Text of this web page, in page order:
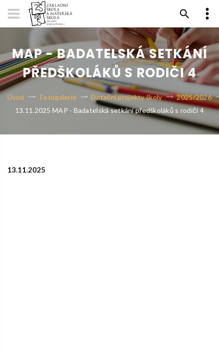
MAP - BADATELSKÁ SETKÁNÍ
PŘEDŠKOLÁKŮ S RODIČI 4
Úvod Fotogalerie Dotační projekty školy
2025/2026
13.11.2025 MAP - Badatelská setkání předškoláků s rodiči 4
13.11.2025